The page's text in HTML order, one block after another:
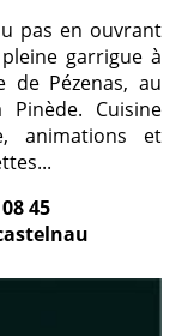
pas en ouvrant
garrigue à
de Pézenas, au
Cuisine
animations et
45